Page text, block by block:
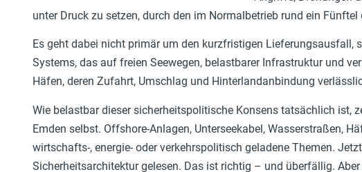
unter Druck zu setzen, durch den im Normalbetrieb rund ein
Es geht dabei nicht primär um den kurzfristigen Lieferungsausfall,
Systems, das auf freien Seewegen, belastbarer Infrastruktur und
Häfen, deren Zufahrt, Umschlag und Hinterlandanbindung
Wie belastbar dieser sicherheitspolitische Konsens tatsächlich ist,
Emden selbst. Offshore-Anlagen, Unterseekabel, Wasserstraßen,
wirtschafts-, energie- oder verkehrspolitisch geladene Themen.
Sicherheitsarchitektur gelesen. Das ist richtig – und überfällig.